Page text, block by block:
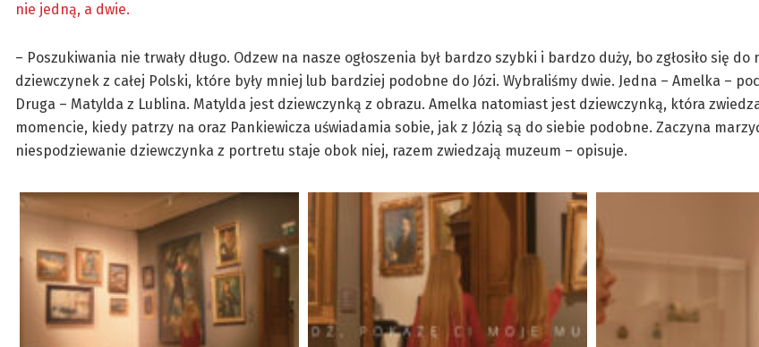
nie jedną, a dwie.
– Poszukiwania nie trwały długo. Odzew na nasze ogłoszenia był bardzo szybki i bardzo duży, bo zgłosiło się do
dziewczynek z całej Polski, które były mniej lub bardziej podobne do Józi. Wybraliśmy dwie. Jedna – Amelka –
Druga – Matylda z Lublina. Matylda jest dziewczynką z obrazu. Amelka natomiast jest dziewczynką, która
momencie, kiedy patrzy na oraz Pankiewicza uświadamia sobie, jak z Józią są do siebie podobne. Zaczyna
niespodziewanie dziewczynka z portretu staje obok niej, razem zwiedzają muzeum – opisuje.